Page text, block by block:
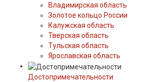
Владимирская область
Золотое кольцо России
Калужская область
Тверская область
Тульская область
Ярославская область
Достопримечательности